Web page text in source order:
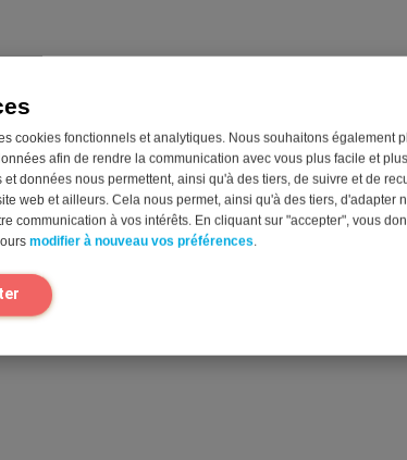
cookies fonctionnels et analytiques. Nous souhaitons également
afin de rendre la communication avec vous plus facile et plus
données nous permettent, ainsi qu'à des tiers, de suivre et de
web et ailleurs. Cela nous permet, ainsi qu'à des tiers, d'adapter
communication à vos intérêts. En cliquant sur "accepter", vous
modifier à nouveau vos préférences.
quinoa estivale